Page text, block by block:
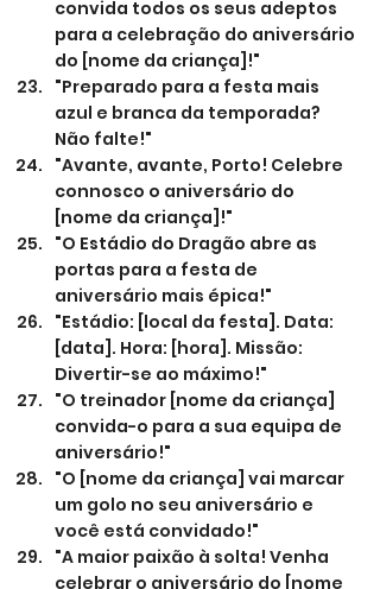
convida todos os seus adeptos
para a celebração do aniversário
do [nome da criança]!"
"Preparado para a festa mais
azul e branca da temporada?
Não falte!"
"Avante, avante, Porto! Celebre
connosco o aniversário do
[nome da criança]!"
"O Estádio do Dragão abre as
portas para a festa de
aniversário mais épica!"
"Estádio: [local da festa]. Data:
[data]. Hora: [hora]. Missão:
Divertir-se ao máximo!"
"O treinador [nome da criança]
convida-o para a sua equipa de
aniversário!"
"O [nome da criança] vai marcar
um golo no seu aniversário e
você está convidado!"
"A maior paixão à solta! Venha
celebrar o aniversário do [nome